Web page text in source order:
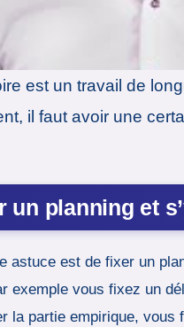
est un travail de
il faut avoir une
un planning et
astuce est de fixer un
exemple vous fixez un
la partie empirique,